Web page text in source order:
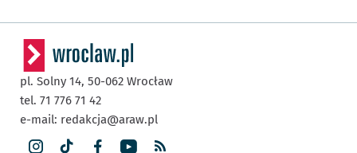
pl. Solny 14, 50-062 Wrocław
tel. 71 776 71 42
e-mail: redakcja@araw.pl